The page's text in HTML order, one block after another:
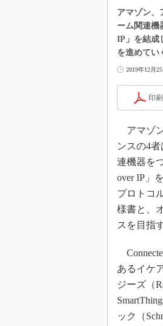
アマゾン、
ーム関連機
IP」を結成
を進めてい
2019年12月
印
アマゾン
ンスの4
連機器を
over IP」
プロトコ
様書と、
スを目指
あるイケ
ジーズ（
ック（